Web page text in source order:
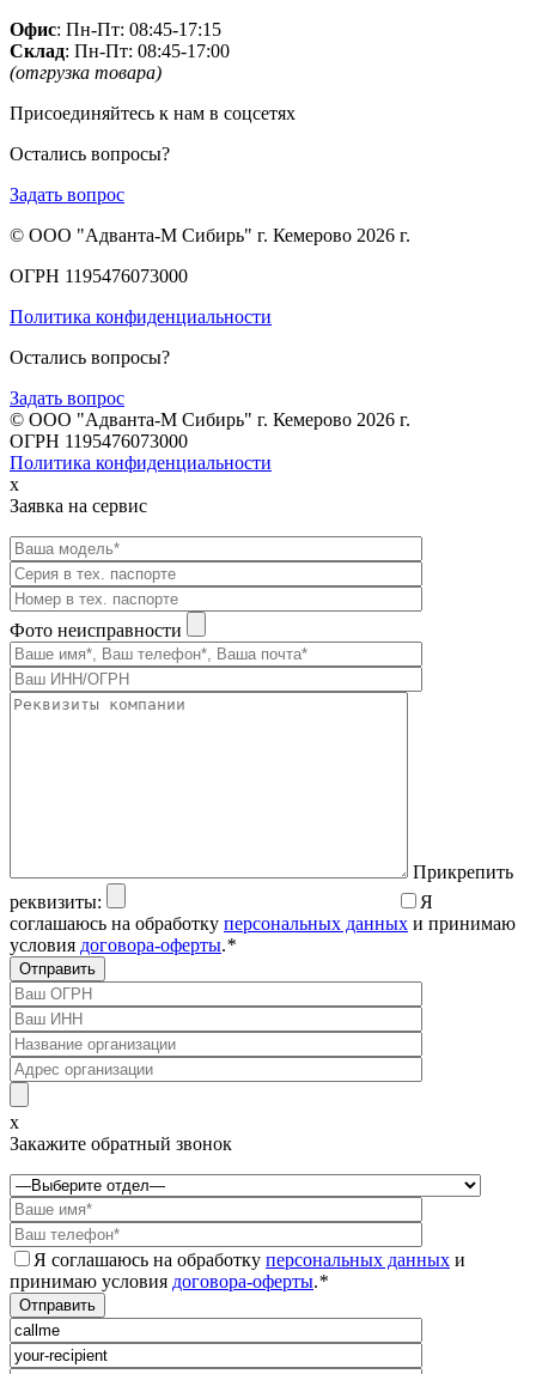
Офис: Пн-Пт: 08:45-17:15
Склад: Пн-Пт: 08:45-17:00
(отгрузка товара)
Присоединяйтесь к нам в соцсетях
Остались вопросы?
Задать вопрос
© ООО "Адванта-М Сибирь" г. Кемерово 2026 г.
ОГРН 1195476073000
Политика конфиденциальности
Остались вопросы?
Задать вопрос
© ООО "Адванта-М Сибирь" г. Кемерово 2026 г.
ОГРН 1195476073000
Политика конфиденциальности
x
Заявка на сервис
Фото неисправности
Прикрепить
реквизиты:
Я
соглашаюсь на обработку персональных данных и принимаю
условия договора-оферты.*
x
Закажите обратный звонок
Я соглашаюсь на обработку персональных данных и
принимаю условия договора-оферты.*